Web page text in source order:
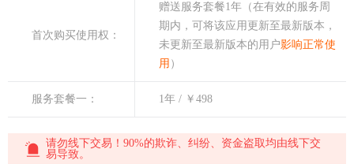
首次购买使用权：
赠送服务套餐1年（在有效的服务周
期内，可将该应用更新至最新版本，
未更新至最新版本的用户影响正常使
用 ）
服务套餐一： 1年 / ￥498
请勿线下交易！90%的欺诈、纠纷、资金盗取均由线下交
易导致。